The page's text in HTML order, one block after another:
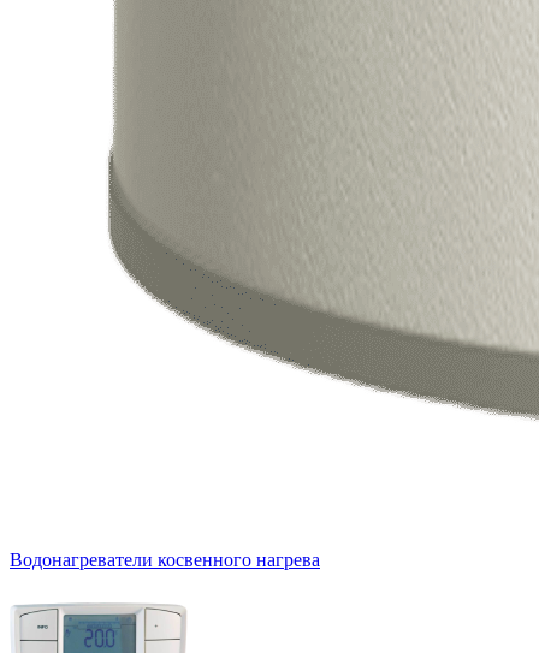
Водонагреватели косвенного нагрева